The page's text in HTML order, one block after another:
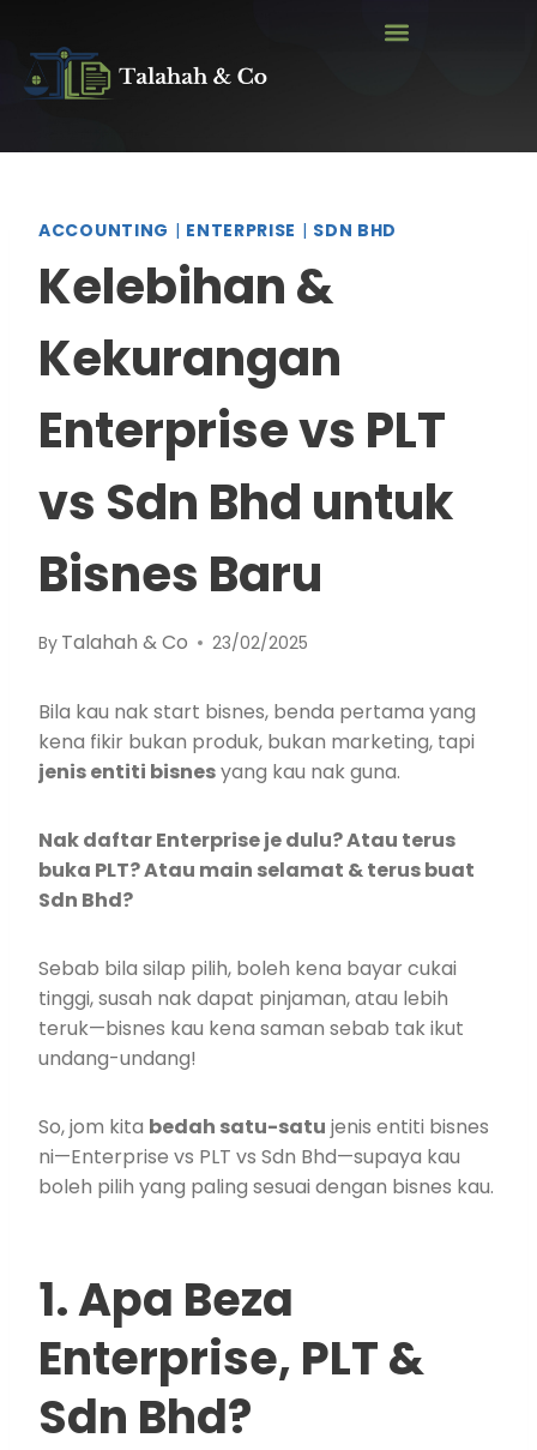
ACCOUNTING | ENTERPRISE | SDN BHD
Kelebihan &
Kekurangan
Enterprise vs PLT
vs Sdn Bhd untuk
Bisnes Baru
By Talahah & Co 23/02/2025
Bila kau nak start bisnes, benda pertama yang
kena fikir bukan produk, bukan marketing, tapi
jenis entiti bisnesyang kau nak guna.
Nak daftar Enterprise je dulu? Atau terus
buka PLT? Atau main selamat & terus buat
Sdn Bhd?
Sebab bila silap pilih, boleh kena bayar cukai
tinggi, susah nak dapat pinjaman, atau lebih
teruk—bisnes kau kena saman sebab tak ikut
undang-undang!
So, jom kita bedah satu-satu jenis entiti bisnes
ni—Enterprise vs PLT vs Sdn Bhd—supaya kau
boleh pilih yang paling sesuai dengan bisnes kau.
1. Apa Beza
Enterprise, PLT &
Sdn Bhd?